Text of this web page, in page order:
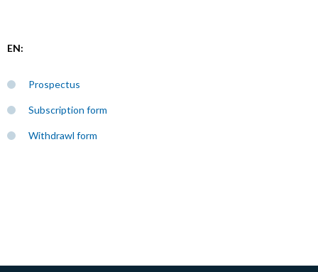
EN:
Prospectus
Subscription form
Withdrawl form